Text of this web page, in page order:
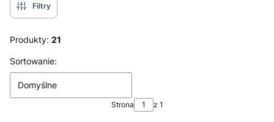
Filtry
Produkty: 21
Lista produktów
Sortowanie:
Domyślne
Strona z 1